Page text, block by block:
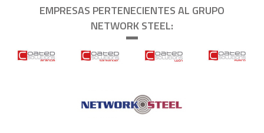
EMPRESAS PERTENECIENTES AL GRUPO
NETWORK STEEL: